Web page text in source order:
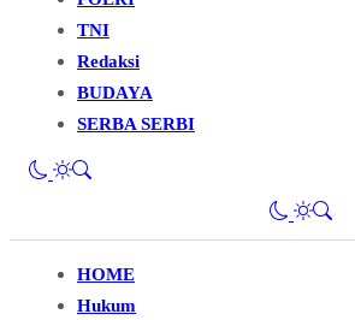
TNI
Redaksi
BUDAYA
SERBA SERBI
HOME
Hukum